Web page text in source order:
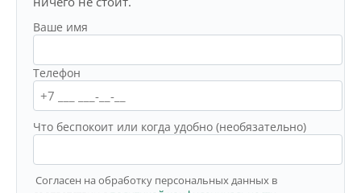
Ваше имя
Телефон
Что беспокоит или когда удобно (необязательно)
Согласен на обработку персональных данных в